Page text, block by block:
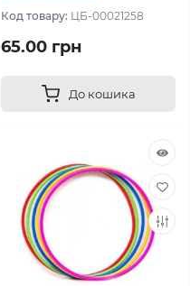
Код товару: ЦБ-00021258
65.00 грн
До кошика